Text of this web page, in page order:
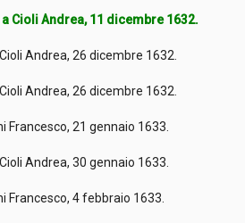
Cioli Andrea, 11 dicembre 1632.
Andrea, 26 dicembre 1632.
Andrea, 26 dicembre 1632.
Francesco, 21 gennaio 1633.
Andrea, 30 gennaio 1633.
Francesco, 4 febbraio 1633.